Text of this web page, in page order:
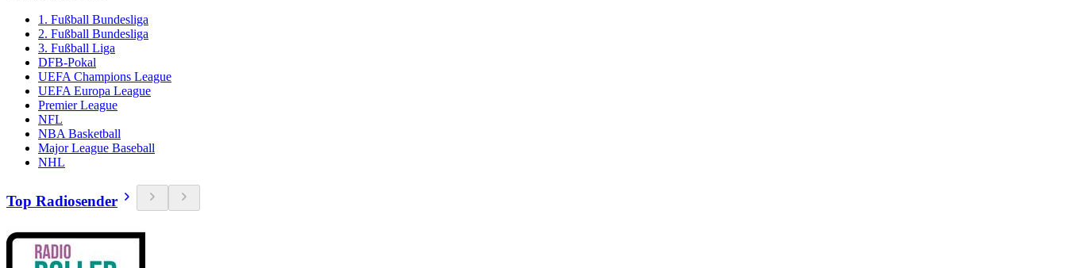
1. Fußball Bundesliga
2. Fußball Bundesliga
3. Fußball Liga
DFB-Pokal
UEFA Champions League
UEFA Europa League
Premier League
NFL
NBA Basketball
Major League Baseball
NHL
Top Radiosender